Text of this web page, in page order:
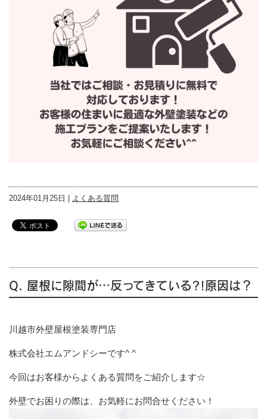
2024年01月25日 | よくある質問
Q. 屋根に隙間が…反ってきている?!原因は？
川越市外壁屋根塗装専門店
株式会社エムアンドシーです^ ^
今回はお客様からよくある質問をご紹介します☆
外壁でお困りの際は、お気軽にお問合せください！